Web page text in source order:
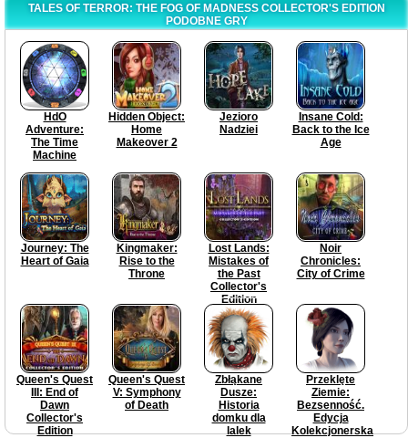
TALES OF TERROR: THE FOG OF MADNESS COLLECTOR'S EDITION
PODOBNE GRY
HdO
Adventure:
The Time
Machine
Hidden Object:
Home
Makeover 2
Jezioro
Nadziei
Insane Cold:
Back to the Ice
Age
Journey: The
Heart of Gaia
Kingmaker:
Rise to the
Throne
Lost Lands:
Mistakes of
the Past
Collector's
Edition
Noir
Chronicles:
City of Crime
Queen's Quest
III: End of
Dawn
Collector's
Edition
Queen's Quest
V: Symphony
of Death
Zbłąkane
Dusze:
Historia
domku dla
lalek
Przeklęte
Ziemie:
Bezsenność.
Edycja
Kolekcjonerska